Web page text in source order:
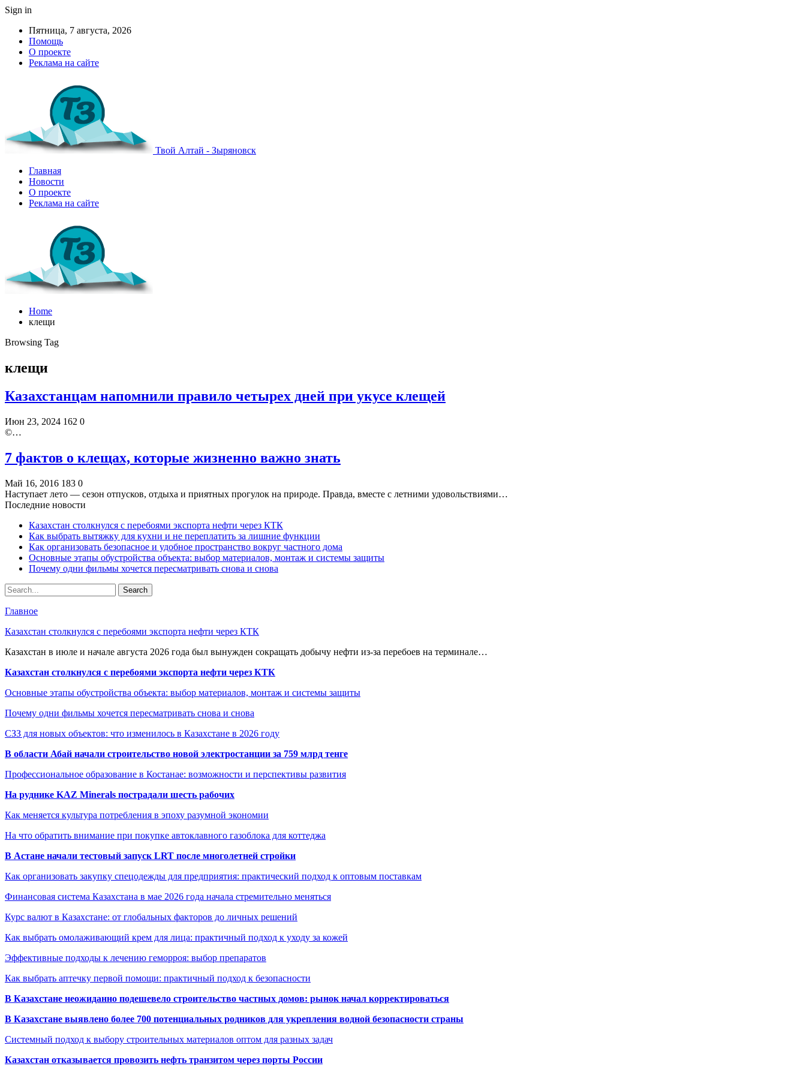
Sign in
Пятница, 7 августа, 2026
Помощь
О проекте
Реклама на сайте
Твой Алтай - Зыряновск
Главная
Новости
О проекте
Реклама на сайте
Home
клещи
Browsing Tag
клещи
Казахстанцам напомнили правило четырех дней при укусе клещей
Июн 23, 2024 162 0
©️…
7 фактов о клещах, которые жизненно важно знать
Май 16, 2016 183 0
Наступает лето — сезон отпусков, отдыха и приятных прогулок на природе. Правда, вместе с летними удовольствиями…
Последние новости
Казахстан столкнулся с перебоями экспорта нефти через КТК
Как выбрать вытяжку для кухни и не переплатить за лишние функции
Как организовать безопасное и удобное пространство вокруг частного дома
Основные этапы обустройства объекта: выбор материалов, монтаж и системы защиты
Почему одни фильмы хочется пересматривать снова и снова
Главное
Казахстан столкнулся с перебоями экспорта нефти через КТК
Казахстан в июле и начале августа 2026 года был вынужден сокращать добычу нефти из-за перебоев на терминале…
Казахстан столкнулся с перебоями экспорта нефти через КТК
Основные этапы обустройства объекта: выбор материалов, монтаж и системы защиты
Почему одни фильмы хочется пересматривать снова и снова
СЗЗ для новых объектов: что изменилось в Казахстане в 2026 году
В области Абай начали строительство новой электростанции за 759 млрд тенге
Профессиональное образование в Костанае: возможности и перспективы развития
На руднике KAZ Minerals пострадали шесть рабочих
Как меняется культура потребления в эпоху разумной экономии
На что обратить внимание при покупке автоклавного газоблока для коттеджа
В Астане начали тестовый запуск LRT после многолетней стройки
Как организовать закупку спецодежды для предприятия: практический подход к оптовым поставкам
Финансовая система Казахстана в мае 2026 года начала стремительно меняться
Курс валют в Казахстане: от глобальных факторов до личных решений
Как выбрать омолаживающий крем для лица: практичный подход к уходу за кожей
Эффективные подходы к лечению геморроя: выбор препаратов
Как выбрать аптечку первой помощи: практичный подход к безопасности
В Казахстане неожиданно подешевело строительство частных домов: рынок начал корректироваться
В Казахстане выявлено более 700 потенциальных родников для укрепления водной безопасности страны
Системный подход к выбору строительных материалов оптом для разных задач
Казахстан отказывается провозить нефть транзитом через порты России